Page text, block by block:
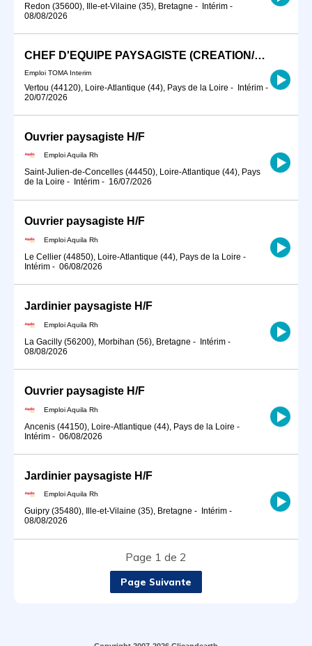
Redon (35600), Ille-et-Vilaine (35), Bretagne - Intérim -
08/08/2026
CHEF D'EQUIPE PAYSAGISTE (CREATION/ENTRETIEN)
Emploi TOMA Interim
Vertou (44120), Loire-Atlantique (44), Pays de la Loire - Intérim -
20/07/2026
Ouvrier paysagiste H/F
Emploi Aquila Rh
Saint-Julien-de-Concelles (44450), Loire-Atlantique (44), Pays
de la Loire - Intérim - 16/07/2026
Ouvrier paysagiste H/F
Emploi Aquila Rh
Le Cellier (44850), Loire-Atlantique (44), Pays de la Loire -
Intérim - 06/08/2026
Jardinier paysagiste H/F
Emploi Aquila Rh
La Gacilly (56200), Morbihan (56), Bretagne - Intérim -
08/08/2026
Ouvrier paysagiste H/F
Emploi Aquila Rh
Ancenis (44150), Loire-Atlantique (44), Pays de la Loire -
Intérim - 06/08/2026
Jardinier paysagiste H/F
Emploi Aquila Rh
Guipry (35480), Ille-et-Vilaine (35), Bretagne - Intérim -
08/08/2026
Page 1 de 2
Page Suivante